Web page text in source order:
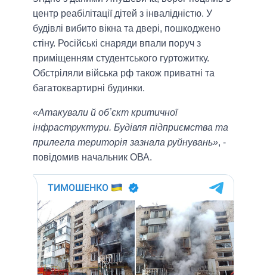
центр реабілітації дітей з інвалідністю. У
будівлі вибито вікна та двері, пошкоджено
стіну. Російські снаряди впали поруч з
приміщенням студентського гуртожитку.
Обстріляли війська рф також приватні та
багатоквартирні будинки.
«Атакували й обʼєкт критичної
інфраструктури. Будівля підприємства та
прилегла територія зазнала руйнувань», -
повідомив начальник ОВА.